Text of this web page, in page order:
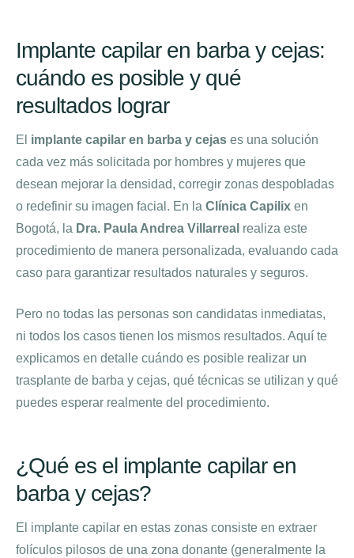
Implante capilar en barba y cejas:
cuándo es posible y qué
resultados lograr
El implante capilar en barba y cejas es una solución
cada vez más solicitada por hombres y mujeres que
desean mejorar la densidad, corregir zonas despobladas
o redefinir su imagen facial. En la Clínica Capilix en
Bogotá, la Dra. Paula Andrea Villarreal realiza este
procedimiento de manera personalizada, evaluando cada
caso para garantizar resultados naturales y seguros.
Pero no todas las personas son candidatas inmediatas,
ni todos los casos tienen los mismos resultados. Aquí te
explicamos en detalle cuándo es posible realizar un
trasplante de barba y cejas, qué técnicas se utilizan y qué
puedes esperar realmente del procedimiento.
¿Qué es el implante capilar en
barba y cejas?
El implante capilar en estas zonas consiste en extraer
folículos pilosos de una zona donante (generalmente la